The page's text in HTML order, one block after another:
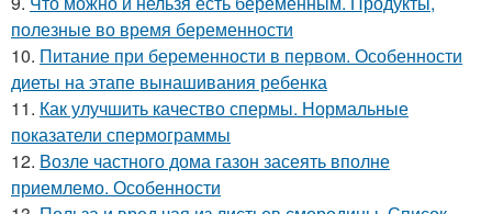
полезные во время беременности
10. Питание при беременности в первом. Особенности
диеты на этапе вынашивания ребенка
11. Как улучшить качество спермы. Нормальные
показатели спермограммы
12. Возле частного дома газон засеять вполне
приемлемо. Особенности